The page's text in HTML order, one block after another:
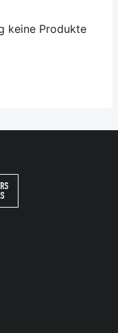
keine Produkte